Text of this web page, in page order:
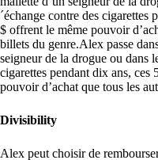
´échange contre des cigarettes
$ offrent le même pouvoir
billets du genre.Alex passe
seigneur de la drogue ou dans
cigarettes pendant dix ans, ces
pouvoir d’achat que tous les
Divisibility
Alex peut choisir de